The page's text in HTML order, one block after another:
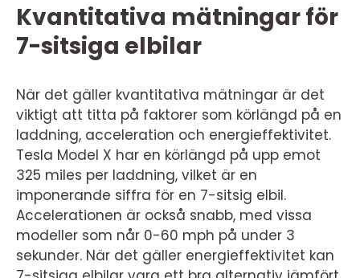
Kvantitativa mätningar för
7-sitsiga elbilar
När det gäller kvantitativa mätningar är det
viktigt att titta på faktorer som körlängd på en
laddning, acceleration och energieffektivitet.
Tesla Model X har en körlängd på upp emot
325 miles per laddning, vilket är en
imponerande siffra för en 7-sitsig elbil.
Accelerationen är också snabb, med vissa
modeller som når 0-60 mph på under 3
sekunder. När det gäller energieffektivitet kan